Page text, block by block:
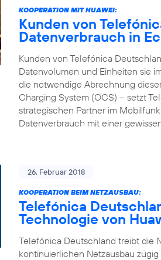
KOOPERATION MIT HUAWEI:
Kunden von
Datenverbrauch in
Kunden von Telefónica
Datenvolumen und Einheiten sie
die notwendige Abrechnung
Charging System (OCS) – setzt
strategischen Partner im
Datenverbrauch mit einer
26. Februar 2018
KOOPERATION BEIM NETZAUSBAU:
Telefónica
Technologie von
Telefónica Deutschland treibt die
kontinuierlichen Netzausbau